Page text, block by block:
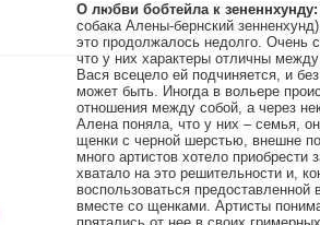
О любви бобтейла к зененнхунду:
собака Алены-бернский
это продолжалось недолго. Очень
что у них характеры отличны
Вася всецело ей подчиняется, и
может быть. Иногда в вольере
отношения между собой, а через
Алена поняла, что у них – семья,
щенки с черной шерстью, внешне
много артистов хотело
хватало на это решительности и,
воспользоваться
вместе со щенками. Артисты